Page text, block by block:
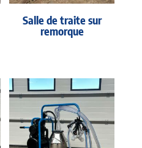
Salle de traite sur
remorque